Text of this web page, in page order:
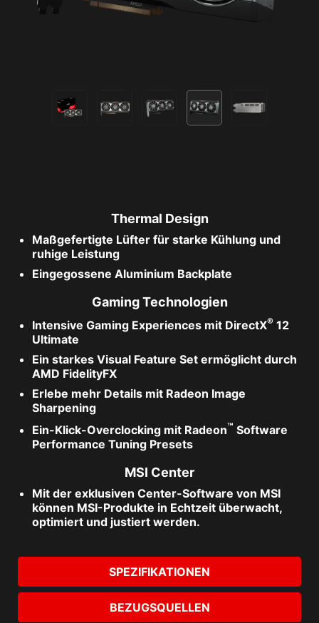
Thermal Design
Maßgefertigte Lüfter für starke Kühlung und
ruhige Leistung
Eingegossene Aluminium Backplate
Gaming Technologien
Intensive Gaming Experiences mit DirectX® 12
Ultimate
Ein starkes Visual Feature Set ermöglicht durch
AMD FidelityFX
Erlebe mehr Details mit Radeon Image
Sharpening
Ein-Klick-Overclocking mit Radeon™ Software
Performance Tuning Presets
MSI Center
Mit der exklusiven Center-Software von MSI
können MSI-Produkte in Echtzeit überwacht,
optimiert und justiert werden.
SPEZIFIKATIONEN
BEZUGSQUELLEN